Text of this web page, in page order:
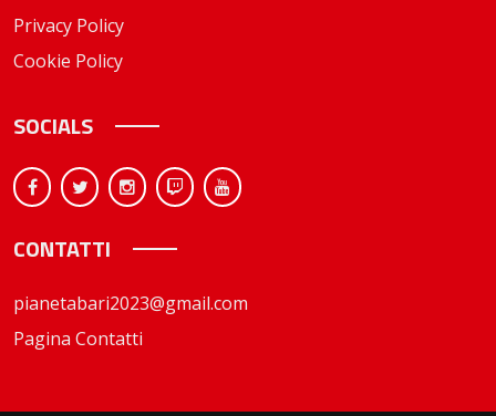
Privacy Policy
Cookie Policy
SOCIALS
CONTATTI
pianetabari2023@gmail.com
Pagina Contatti